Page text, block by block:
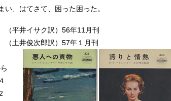
、はてさて、困った困った。
平井イサク訳）56年11月刊
井俊次郎訳）57年１月刊